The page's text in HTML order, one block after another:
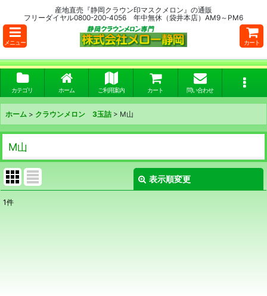
産地直売『静岡クラウン印マスクメロン』の通販
フリーダイヤル0800-200-4056 年中無休（袋井本店）AM9～PM6
メニュー カート
カテゴリ ホーム ご利用案内 カート 問い合わせ
ホーム > クラウンメロン 3玉詰 > M山
M山
表示順変更
1件